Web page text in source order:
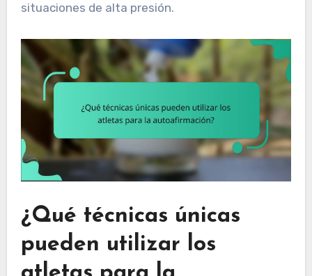
situaciones de alta presión.
¿Qué técnicas únicas
pueden utilizar los